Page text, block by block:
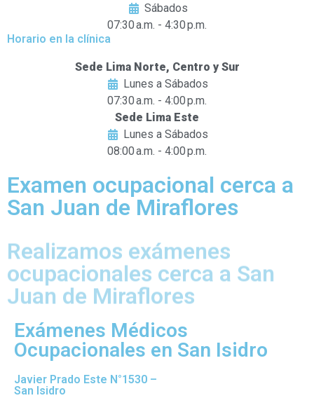
Sábados
07:30 a.m. - 4:30 p.m.
Horario en la clínica
Sede Lima Norte, Centro y Sur
Lunes a Sábados
07:30 a.m. - 4:00 p.m.
Sede Lima Este
Lunes a Sábados
08:00 a.m. - 4:00 p.m.
Examen ocupacional cerca a
San Juan de Miraflores
Realizamos exámenes
ocupacionales cerca a San
Juan de Miraflores
Exámenes Médicos
Ocupacionales en San Isidro
Javier Prado Este N°1530 –
San Isidro